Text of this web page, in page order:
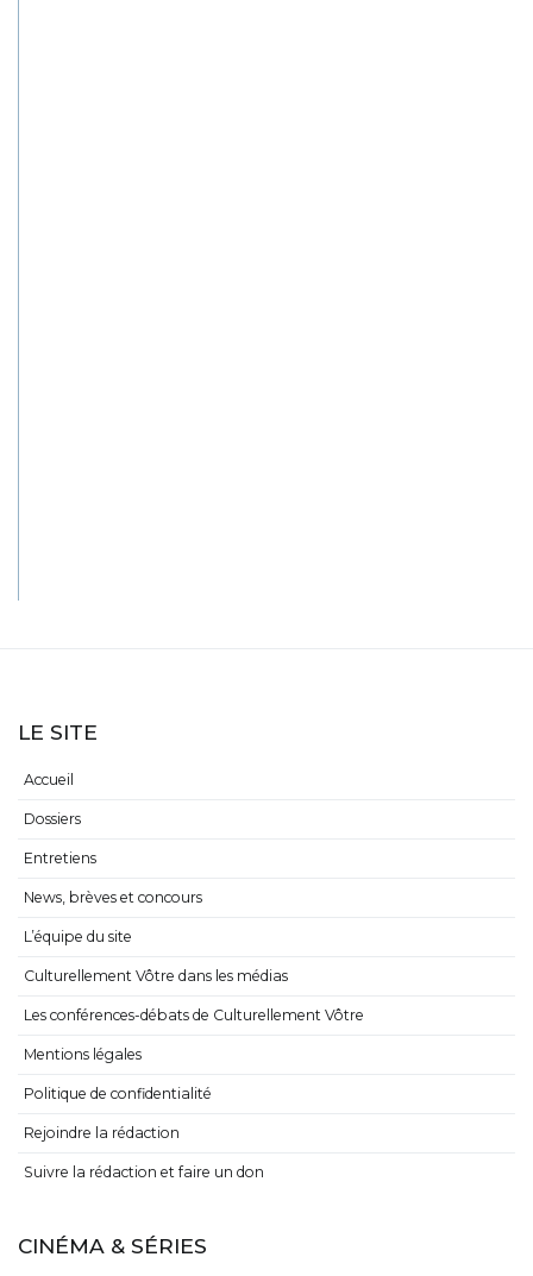
LE SITE
Accueil
Dossiers
Entretiens
News, brèves et concours
L’équipe du site
Culturellement Vôtre dans les médias
Les conférences-débats de Culturellement Vôtre
Mentions légales
Politique de confidentialité
Rejoindre la rédaction
Suivre la rédaction et faire un don
CINÉMA & SÉRIES